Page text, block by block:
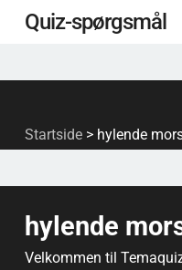
SpringQuiz-spørgsmål
Startside >hylende
hylende
Velkommen til